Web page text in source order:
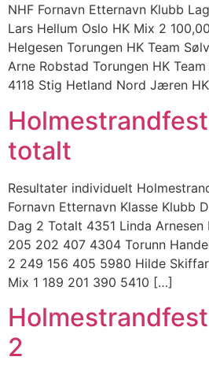
NHF Fornavn Etternavn Klubb
Lars Hellum Oslo HK Mix 2
Helgesen Torungen HK Team
Arne Robstad Torungen HK
4118 Stig Hetland Nord Jæren
totalt
Resultater individuelt
Fornavn Etternavn Klasse Klubb
Dag 2 Totalt 4351 Linda Arnesen
205 202 407 4304 Torunn
2 249 156 405 5980 Hilde
Mix 1 189 201 390 5410 […]
2